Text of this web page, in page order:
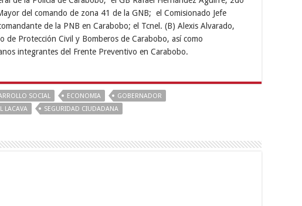
del comando de zona 41 de la GNB; el Comisionado Jefe
de la PNB en Carabobo; el Tcnel. (B) Alexis Alvarado,
de Protección Civil y Bomberos de Carabobo, así como
integrantes del Frente Preventivo en Carabobo.
SOCIAL ECONOMIA
GOBERNADOR
LACAVA SEGURIDAD CIUDADANA